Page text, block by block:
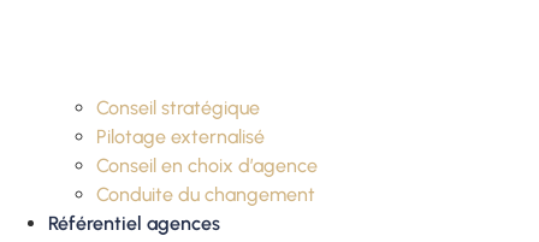
Conseil stratégique
Pilotage externalisé
Conseil en choix d’agence
Conduite du changement
Référentiel agences